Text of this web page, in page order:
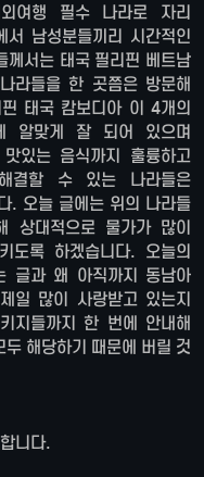
여행 필수 나라로 자리
남성분들끼리 시간적인
께서는 태국 필리핀 베트남
라들을 한 곳쯤은 방문해
태국 캄보디아 이 4개의
알맞게 잘 되어 있으며
있는 음식까지 훌륭하고
결할 수 있는 나라들은
. 오늘 글에는 위의 나라들
상대적으로 물가가 많이
도록 하겠습니다. 오늘의
글과 왜 아직까지 동남아
일 많이 사랑받고 있는지
지들까지 한 번에 안내해
해당하기 때문에 버릴 것
니다.